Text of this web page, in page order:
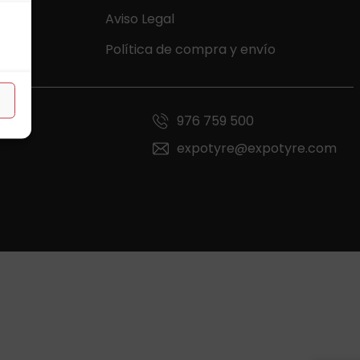
Aviso Legal
Política de compra y envío
976 759 500
expotyre@expotyre.com